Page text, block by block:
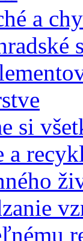
a
si
a